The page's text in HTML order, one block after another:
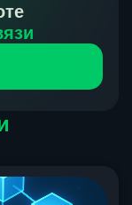
части
в онлайн-